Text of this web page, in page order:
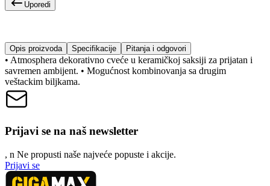
Uporedi
Opis proizvoda Specifikacije Pitanja i odgovori
• Atmosphera dekorativno cveće u keramičkoj saksiji za prijatan i
savremen ambijent. • Mogućnost kombinovanja sa drugim
veštackim biljkama.
Prijavi se na naš newsletter
, n Ne propusti naše najveće popuste i akcije.
Prijavi se